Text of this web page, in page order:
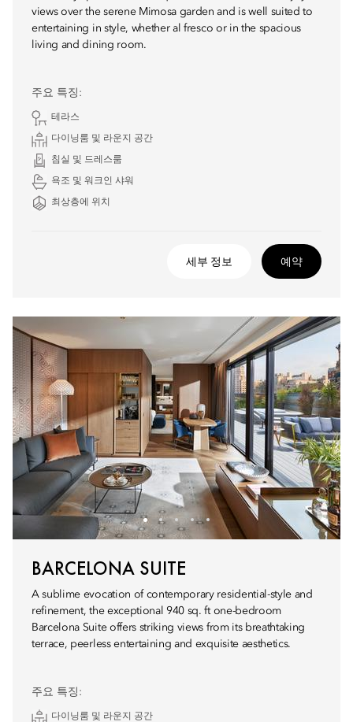
views over the serene Mimosa garden and is well suited to
entertaining in style, whether al fresco or in the spacious
living and dining room.
주요 특징:
테라스
다이닝룸 및 라운지 공간
침실 및 드레스룸
욕조 및 워크인 샤워
최상층에 위치
세부 정보 예약
BARCELONA SUITE
A sublime evocation of contemporary residential-style and
refinement, the exceptional 940 sq. ft one-bedroom
Barcelona Suite offers striking views from its breathtaking
terrace, peerless entertaining and exquisite aesthetics.
주요 특징:
다이닝룸 및 라운지 공간